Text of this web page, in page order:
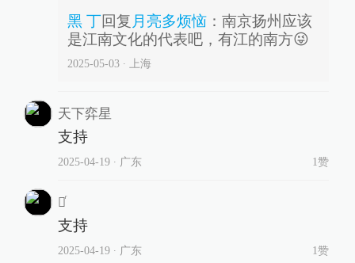
黑 丁回复 月亮多烦恼： 南京扬州应该
是江南文化的代表吧，有江的南方😜
2025-05-03∙ 上海
天下弈星
支持
2025-04-19∙ 广东 1赞
榮ͬ
支持
2025-04-19∙ 广东 1赞